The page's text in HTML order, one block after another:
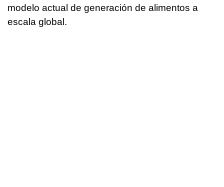
modelo actual de generación de alimentos a
escala global.